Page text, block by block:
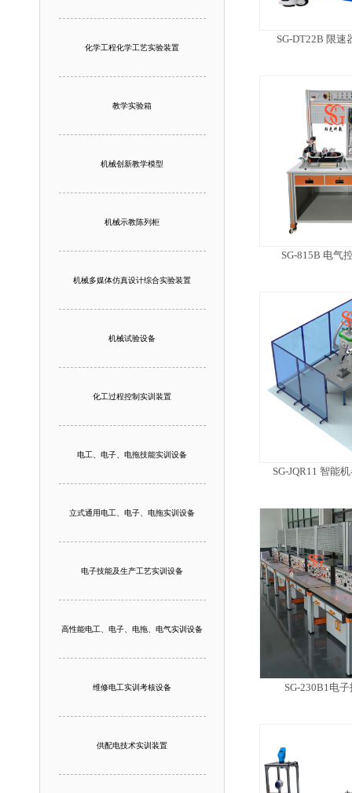
化学工程化学工艺实验装置
教学实验箱
机械创新教学模型
机械示教陈列柜
机械多媒体仿真设计综合实验装置
机械试验设备
化工过程控制实训装置
电工、电子、电拖技能实训设备
立式通用电工、电子、电拖实训设备
电子技能及生产工艺实训设备
高性能电工、电子、电拖、电气实训设备
维修电工实训考核设备
供配电技术实训装置
SG-DT22B 限
SG-815B 电气
SG-JQR11 智能
SG-230B1电